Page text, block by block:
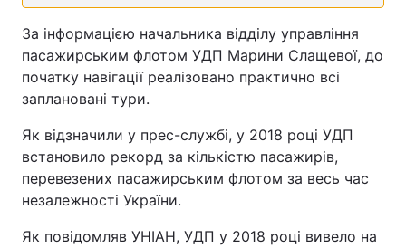
За інформацією начальника відділу управління
пасажирським флотом УДП Марини Слащевої, до
початку навігації реалізовано практично всі
заплановані тури.
Як відзначили у прес-службі, у 2018 році УДП
встановило рекорд за кількістю пасажирів,
перевезених пасажирським флотом за весь час
незалежності України.
Як повідомляв УНІАН, УДП у 2018 році вивело на